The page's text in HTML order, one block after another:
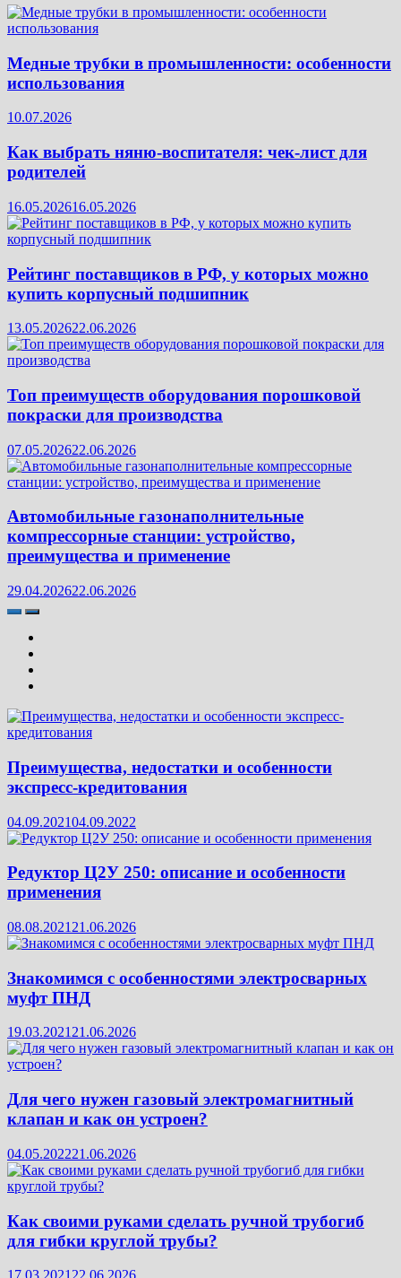
Медные трубки в промышленности: особенности
использования
10.07.2026
Как выбрать няню-воспитателя: чек‑лист для
родителей
16.05.202616.05.2026
Рейтинг поставщиков в РФ, у которых можно
купить корпусный подшипник
13.05.202622.06.2026
Топ преимуществ оборудования порошковой
покраски для производства
07.05.202622.06.2026
Автомобильные газонаполнительные
компрессорные станции: устройство,
преимущества и применение
29.04.202622.06.2026
Преимущества, недостатки и особенности
экспресс-кредитования
04.09.202104.09.2022
Редуктор Ц2У 250: описание и особенности
применения
08.08.2021 21.06.2026
Знакомимся с особенностями электросварных
муфт ПНД
19.03.202121.06.2026
Для чего нужен газовый электромагнитный
клапан и как он устроен?
04.05.202221.06.2026
Как своими руками сделать ручной трубогиб
для гибки круглой трубы?